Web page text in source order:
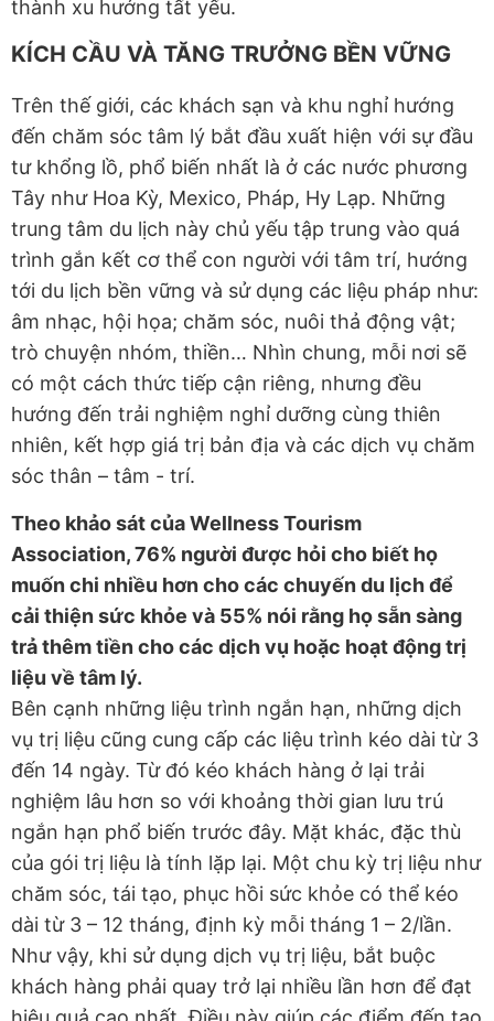
thành xu hướng tất yếu.
KÍCH CẦU VÀ TĂNG TRƯỞNG BỀN VỮNG
Trên thế giới, các khách sạn và khu nghỉ hướng
đến chăm sóc tâm lý bắt đầu xuất hiện với sự đầu
tư khổng lồ, phổ biến nhất là ở các nước phương
Tây như Hoa Kỳ, Mexico, Pháp, Hy Lạp. Những
trung tâm du lịch này chủ yếu tập trung vào quá
trình gắn kết cơ thể con người với tâm trí, hướng
tới du lịch bền vững và sử dụng các liệu pháp như:
âm nhạc, hội họa; chăm sóc, nuôi thả động vật;
trò chuyện nhóm, thiền… Nhìn chung, mỗi nơi sẽ
có một cách thức tiếp cận riêng, nhưng đều
hướng đến trải nghiệm nghỉ dưỡng cùng thiên
nhiên, kết hợp giá trị bản địa và các dịch vụ chăm
sóc thân – tâm - trí.
Theo khảo sát của Wellness Tourism
Association, 76% người được hỏi cho biết họ
muốn chi nhiều hơn cho các chuyến du lịch để
cải thiện sức khỏe và 55% nói rằng họ sẵn sàng
trả thêm tiền cho các dịch vụ hoặc hoạt động trị
liệu về tâm lý.
Bên cạnh những liệu trình ngắn hạn, những dịch
vụ trị liệu cũng cung cấp các liệu trình kéo dài từ 3
đến 14 ngày. Từ đó kéo khách hàng ở lại trải
nghiệm lâu hơn so với khoảng thời gian lưu trú
ngắn hạn phổ biến trước đây. Mặt khác, đặc thù
của gói trị liệu là tính lặp lại. Một chu kỳ trị liệu như
chăm sóc, tái tạo, phục hồi sức khỏe có thể kéo
dài từ 3 – 12 tháng, định kỳ mỗi tháng 1 – 2/lần.
Như vậy, khi sử dụng dịch vụ trị liệu, bắt buộc
khách hàng phải quay trở lại nhiều lần hơn để đạt